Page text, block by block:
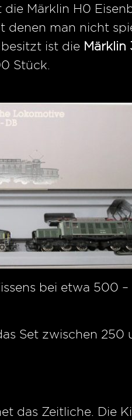
die Märklin H0
denen man nicht
besitzt ist die Märklin
Stück.
bei etwa 500
Set zwischen 250
das Zeitliche. Die